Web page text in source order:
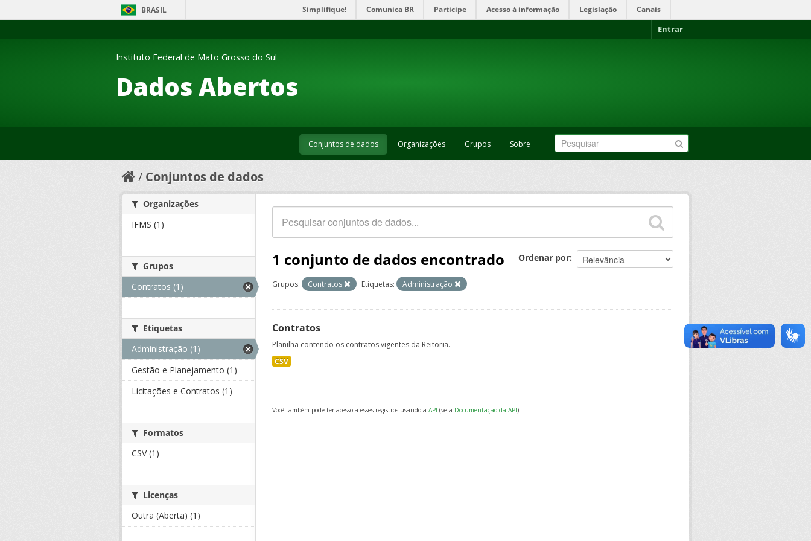
BRASIL Simplifique! Comunica BR Participe Acesso à informação Legislação Canais
Entrar
Dados Abertos
Instituto Federal de Mato Grosso do Sul
Conjuntos de dados Organizações Grupos Sobre
Conjuntos de dados
Ordenar por
1 conjunto de dados encontrado
Grupos: Contratos Etiquetas: Administração
Contratos
Planilha contendo os contratos vigentes da Reitoria.
CSV
Você também pode ter acesso a esses registros usando a API (veja Documentação da API).
Organizações
IFMS (1)
Grupos
Contratos (1)
Etiquetas
Administração (1)
Gestão e Planejamento (1)
Licitações e Contratos (1)
Formatos
CSV (1)
Licenças
Outra (Aberta) (1)